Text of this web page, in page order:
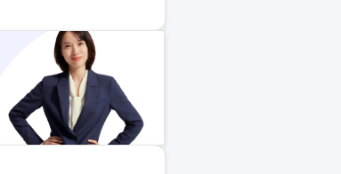
給食施設・食品工場での献立
ど 募集職種 【金